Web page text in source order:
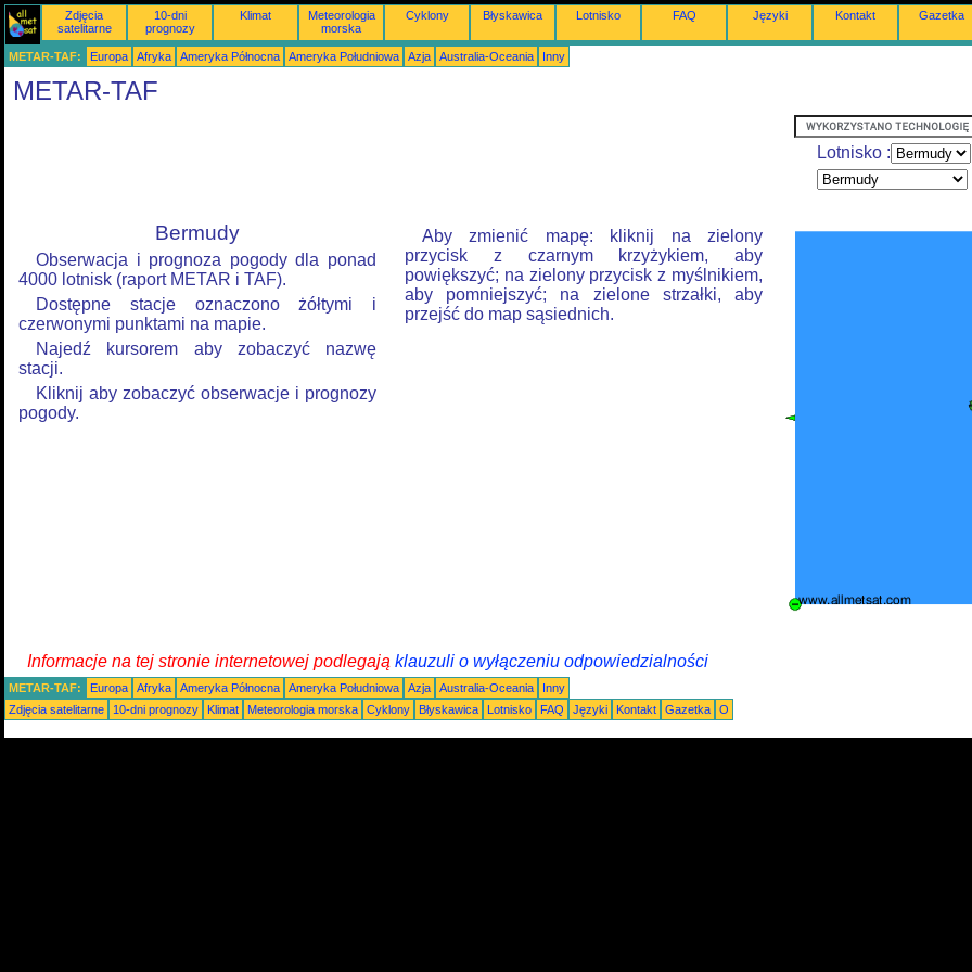
Zdjęcia
satelitarne
10-dni
prognozy
Klimat
Meteorologia
morska
Cyklony Błyskawica Lotnisko FAQ Języki Kontakt Gazetka
METAR-TAF: Europa Afryka Ameryka Północna Ameryka Południowa Azja Australia-Oceania Inny
METAR-TAF
Lotnisko :
Bermudy
Obserwacja i prognoza pogody dla ponad
4000 lotnisk (raport METAR i TAF).
Dostępne stacje oznaczono żółtymi i
czerwonymi punktami na mapie.
Najedź kursorem aby zobaczyć nazwę
stacji.
Kliknij aby zobaczyć obserwacje i prognozy
pogody.
Aby zmienić mapę: kliknij na zielony
przycisk z czarnym krzyżykiem, aby
powiększyć; na zielony przycisk z myślnikiem,
aby pomniejszyć; na zielone strzałki, aby
przejść do map sąsiednich.
Informacje na tej stronie internetowej podlegają klauzuli o wyłączeniu odpowiedzialności
METAR-TAF: Europa Afryka Ameryka Północna Ameryka Południowa Azja Australia-Oceania
Inny
Zdjęcia satelitarne
10-dni prognozy Klimat Meteorologia morska Cyklony Błyskawica Lotnisko FAQ Języki Kontakt Gazetka O